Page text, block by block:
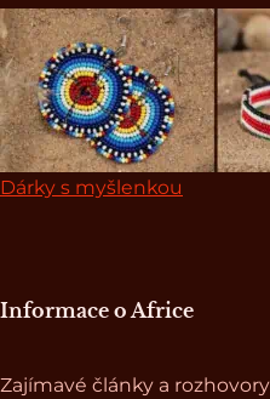
Dárky s myšlenkou
Informace o Africe
Zajímavé články a